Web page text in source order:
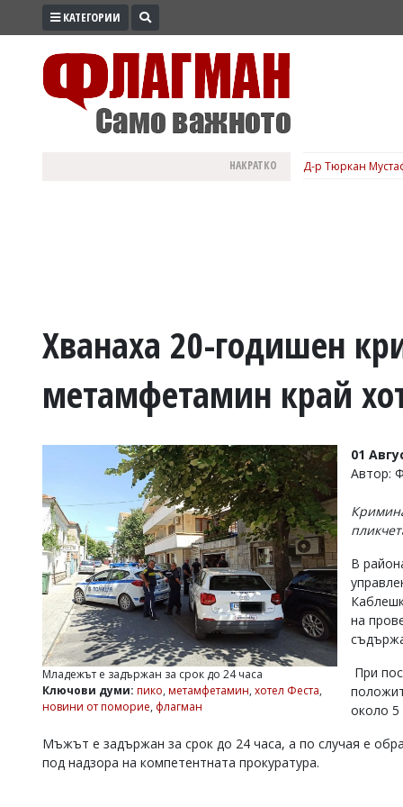
ПРОМО
ВОЙНАТА
УКРАЙНА
БИЗНЕС
Управители:
Веселин
Василев,
v.vasilev@flagman.bg
Касабова,
k.kassabova@flagman.bg
Главен
Колев,
КАТЕГОРИИ
НАКРАТКО Д-р Тюркан
Хванаха 20-годишен
метамфетамин край
Младежът е задържан за срок до 24 часа
Ключови думи: пико, метамфетамин, хотел Феста,
новини от поморие, флагман
01
Автор:
В
на
При
около 5
Мъжът е задържан за срок до 24 часа, а по случая е
под надзора на компетентната прокуратура.